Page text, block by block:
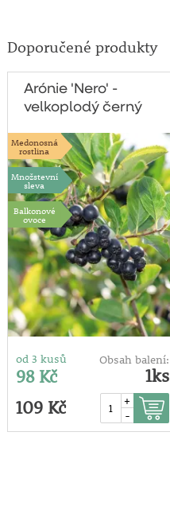
Doporučené produkty
Arónie 'Nero' -
velkoplodý černý
Medonosná
rostlina
Množstevní
sleva
Balkonové
ovoce
od 3 kusů
98 Kč
Obsah balení:
1ks
109 Kč
+
-